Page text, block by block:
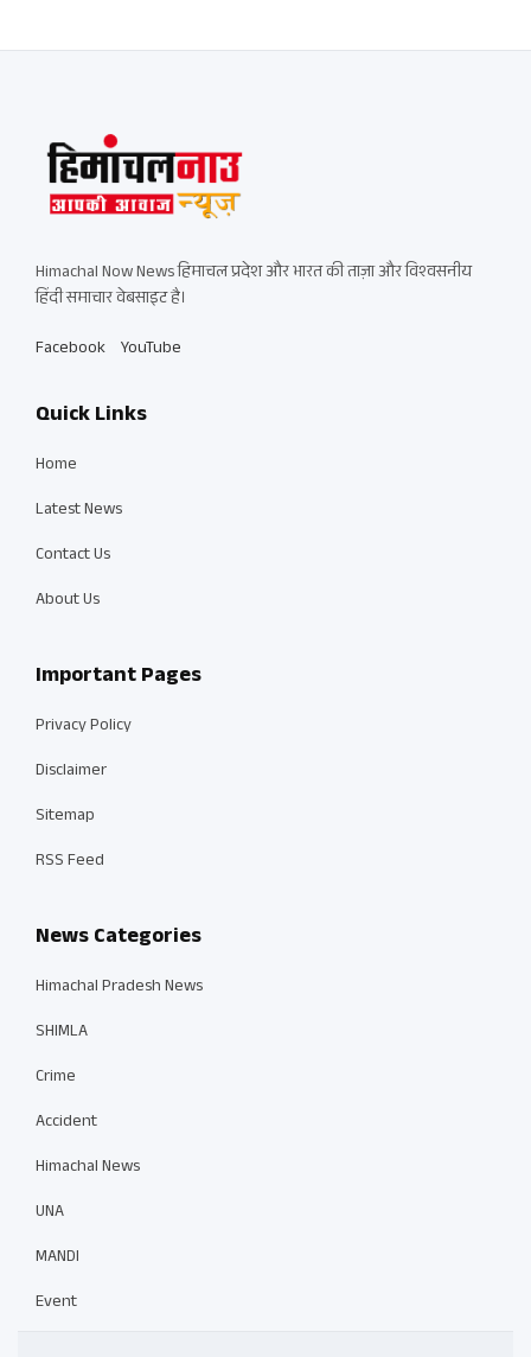
Himachal Now News हिमाचल प्रदेश और भारत की ताज़ा और विश्वसनीय
हिंदी समाचार वेबसाइट है।
Facebook YouTube
Quick Links
Home
Latest News
Contact Us
About Us
Important Pages
Privacy Policy
Disclaimer
Sitemap
RSS Feed
News Categories
Himachal Pradesh News
SHIMLA
Crime
Accident
Himachal News
UNA
MANDI
Event